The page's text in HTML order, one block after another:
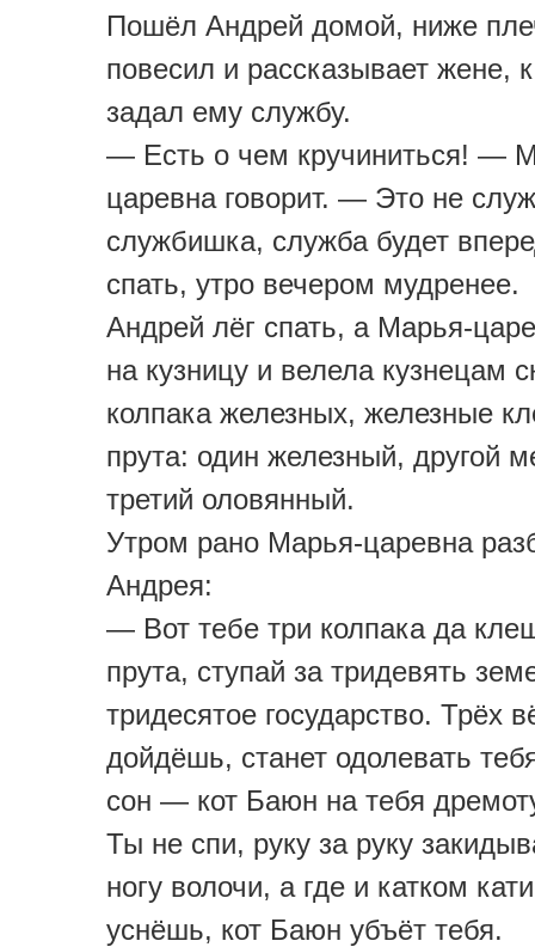
Пошёл Андрей домой, ниже
повесил и рассказывает жене,
задал ему службу.
— Есть о чем кручиниться! —
царевна говорит. — Это не
службишка, служба будет
спать, утро вечером мудренее.
Андрей лёг спать, а Марья-
на кузницу и велела кузнецам
колпака железных, железные
прута: один железный, другой
третий оловянный.
Утром рано Марья-царевна
Андрея:
— Вот тебе три колпака да
прута, ступай за тридевять
тридесятое государство. Трёх
дойдёшь, станет одолевать
сон — кот Баюн на тебя
Ты не спи, руку за руку
ногу волочи, а где и катком
уснёшь, кот Баюн убъёт тебя.